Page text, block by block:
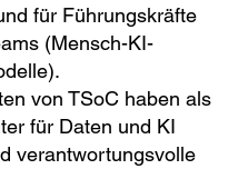
für Führungskräfte
(Mensch-KI-
von TSoC haben als
für Daten und KI
verantwortungsvolle